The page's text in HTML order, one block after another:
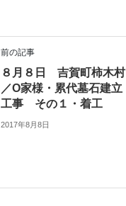
前の記事
８月８日 吉賀町柿木村
／O家様・累代墓石建立
工事 その１・着工
2017年8月8日